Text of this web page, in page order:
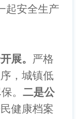
起安全生产
展。 严格
，城镇低
。 二是公
健康档案